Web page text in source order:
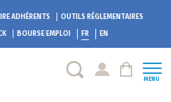
ADHÉRENTS
OUTILS RÉGLEMENTAIRES
BOURSE EMPLOI FR EN
MENU